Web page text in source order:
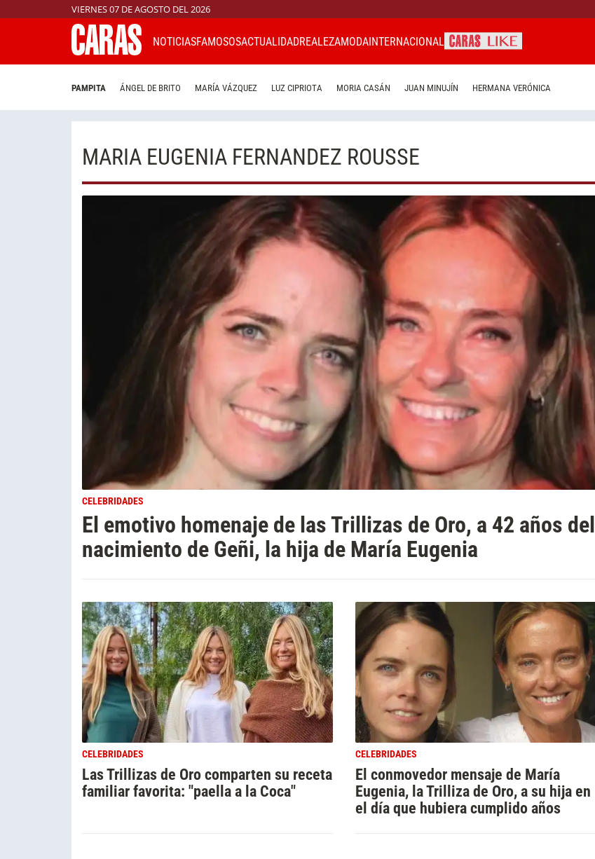
VIERNES 07 DE AGOSTO DEL 2026
NOTICIASFAMOSOSACTUALIDADREALEZAMODAINTERNACIONAL
PAMPITA ÁNGEL DE BRITO MARÍA VÁZQUEZ LUZ CIPRIOTA MORIA CASÁN JUAN MINUJÍN HERMANA VERÓNICA
MARIA EUGENIA FERNANDEZ ROUSSE
CELEBRIDADES
El emotivo homenaje de las Trillizas de Oro, a 42 años del
nacimiento de Geñi, la hija de María Eugenia
CELEBRIDADES
Las Trillizas de Oro comparten su receta
familiar favorita: "paella a la Coca"
CELEBRIDADES
El conmovedor mensaje de María
Eugenia, la Trilliza de Oro, a su hija en
el día que hubiera cumplido años